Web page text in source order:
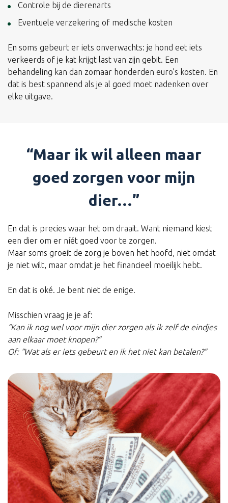
Controle bij de dierenarts
Eventuele verzekering of medische kosten
En soms gebeurt er iets onverwachts: je hond eet iets
verkeerds of je kat krijgt last van zijn gebit. Een
behandeling kan dan zomaar honderden euro’s kosten. En
dat is best spannend als je al goed moet nadenken over
elke uitgave.
“Maar ik wil alleen maar
goed zorgen voor mijn
dier…”
En dat is precies waar het om draait. Want niemand kiest
een dier om er níét goed voor te zorgen.
Maar soms groeit de zorg je boven het hoofd, niet omdat
je niet wilt, maar omdat je het financieel moeilijk hebt.
En dat is oké. Je bent niet de enige.
Misschien vraag je je af:
“Kan ik nog wel voor mijn dier zorgen als ik zelf de eindjes
aan elkaar moet knopen?”
Of: “Wat als er iets gebeurt en ik het niet kan betalen?”